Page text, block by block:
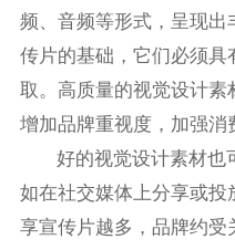
频、音频等形式，呈现
传片的基础，它们必须
取。高质量的视觉设计素
增加品牌重视度，加强消
好的视觉设计素材也
如在社交媒体上分享或
享宣传片越多，品牌约